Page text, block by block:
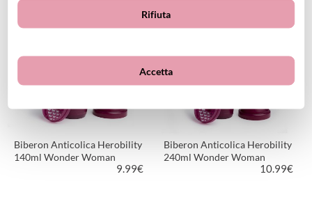
Biberon Anticolica Herobility
140ml Wonder Woman
9.99€
Biberon Anticolica Herobility
240ml Wonder Woman
10.99€
Rifiuta
Accetta